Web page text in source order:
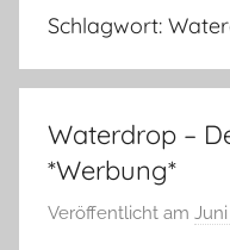
Lifestyle,
Produkttests
vieles
mehr
Schlagwort:
Waterdrop –
*Werbung*
Veröffentlicht am Juni